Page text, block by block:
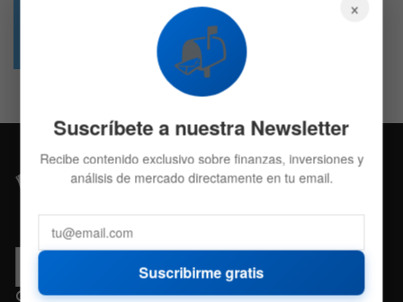
4.7k
Followers
×
📬
Suscríbete a nuestra Newsletter
Recibe contenido exclusivo sobre finanzas, inversiones y
análisis de mercado directamente en tu email.
Suscribirme gratis